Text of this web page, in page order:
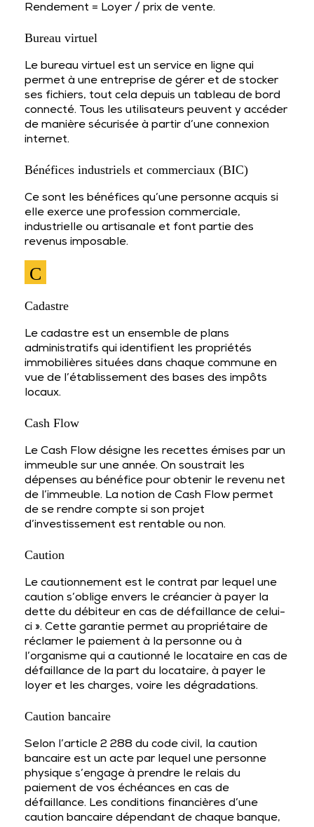
Rendement = Loyer / prix de vente.
Bureau virtuel
Le bureau virtuel est un service en ligne qui
permet à une entreprise de gérer et de stocker
ses fichiers, tout cela depuis un tableau de bord
connecté. Tous les utilisateurs peuvent y accéder
de manière sécurisée à partir d’une connexion
internet.
Bénéfices industriels et commerciaux (BIC)
Ce sont les bénéfices qu’une personne acquis si
elle exerce une profession commerciale,
industrielle ou artisanale et font partie des
revenus imposable.
C
Cadastre
Le cadastre est un ensemble de plans
administratifs qui identifient les propriétés
immobilières situées dans chaque commune en
vue de l’établissement des bases des impôts
locaux.
Cash Flow
Le Cash Flow désigne les recettes émises par un
immeuble sur une année. On soustrait les
dépenses au bénéfice pour obtenir le revenu net
de l’immeuble. La notion de Cash Flow permet
de se rendre compte si son projet
d’investissement est rentable ou non.
Caution
Le cautionnement est le contrat par lequel une
caution s’oblige envers le créancier à payer la
dette du débiteur en cas de défaillance de celui-
ci ». Cette garantie permet au propriétaire de
réclamer le paiement à la personne ou à
l’organisme qui a cautionné le locataire en cas de
défaillance de la part du locataire, à payer le
loyer et les charges, voire les dégradations.
Caution bancaire
Selon l’article 2 288 du code civil, la caution
bancaire est un acte par lequel une personne
physique s’engage à prendre le relais du
paiement de vos échéances en cas de
défaillance. Les conditions financières d’une
caution bancaire dépendant de chaque banque,